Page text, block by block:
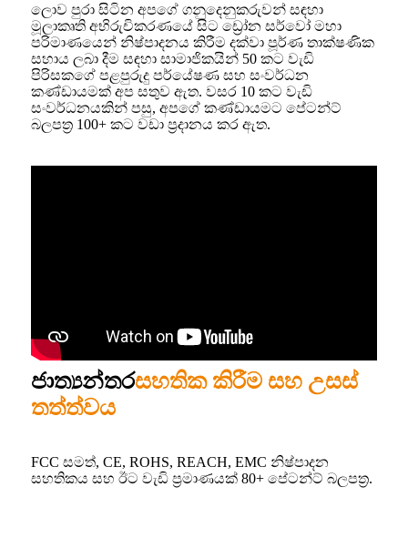
ලොව පුරා සිටින අපගේ ගනුදෙනුකරුවන් සඳහා
මූලාකෘති අභිරුචිකරණයේ සිට ඩ්‍රෝන සර්වෝ මහා
පරිමාණයෙන් නිෂ්පාදනය කිරීම දක්වා පූර්ණ තාක්ෂණික
සහාය ලබා දීම සඳහා සාමාජිකයින් 50 කට වැඩි
පිරිසකගේ පළපුරුදු පර්යේෂණ සහ සංවර්ධන
කණ්ඩායමක් අප සතුව ඇත. වසර 10 කට වැඩි
සංවර්ධනයකින් පසු, අපගේ කණ්ඩායමට පේටන්ට්
බලපත්‍ර 100+ කට වඩා ප්‍රදානය කර ඇත.
ජාත්‍යන්තරසහතික කිරීම සහ උසස්
තත්ත්වය
FCC සමත්, CE, ROHS, REACH, EMC නිෂ්පාදන
සහතිකය සහ ඊට වැඩි ප්‍රමාණයක් 80+ පේටන්ට් බලපත්‍ර.